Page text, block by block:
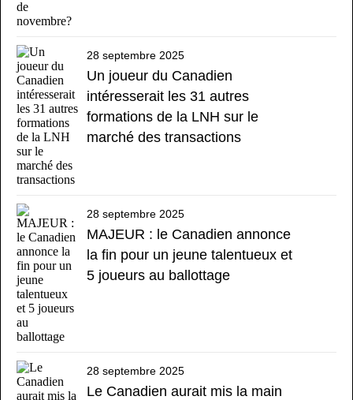
28 septembre 2025
Un joueur du Canadien
intéresserait les 31 autres
formations de la LNH sur le
marché des transactions
28 septembre 2025
MAJEUR : le Canadien annonce
la fin pour un jeune talentueux et
5 joueurs au ballottage
28 septembre 2025
Le Canadien aurait mis la main